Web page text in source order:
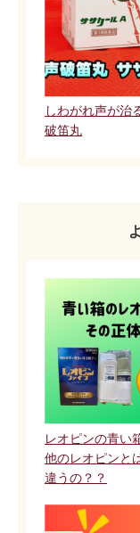
しわがれ声が治
破笛丸
レオピンの青い
他のレオピンと
違うの？？